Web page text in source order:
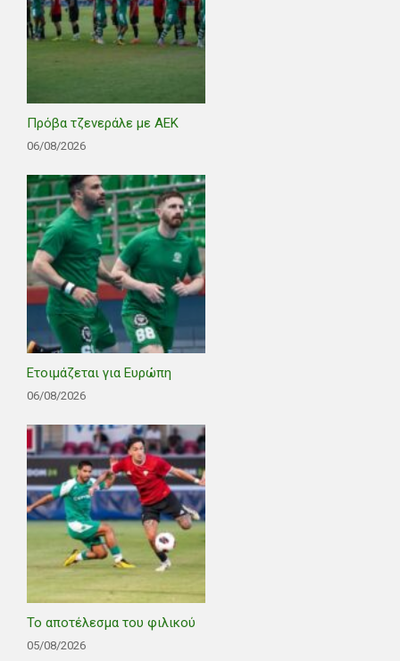
Πρόβα τζενεράλε με ΑΕΚ
06/08/2026
Ετοιμάζεται για Ευρώπη
06/08/2026
Το αποτέλεσμα του φιλικού
05/08/2026